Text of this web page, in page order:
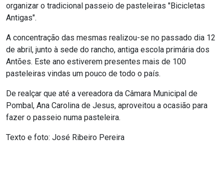
organizar o tradicional passeio de pasteleiras "Bicicletas
Antigas".
A concentração das mesmas realizou-se no passado dia 12
de abril, junto à sede do rancho, antiga escola primária dos
Antões. Este ano estiverem presentes mais de 100
pasteleiras vindas um pouco de todo o país.
De realçar que até a vereadora da Câmara Municipal de
Pombal, Ana Carolina de Jesus, aproveitou a ocasião para
fazer o passeio numa pasteleira.
Texto e foto: José Ribeiro Pereira